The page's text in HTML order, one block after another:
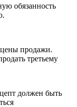
обязанность
цены продажи.
третьему
должен быть